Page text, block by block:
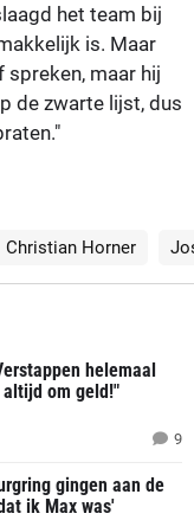
het team bij
is. Maar
spreken, maar hij
de zwarte lijst, dus
Christian Horner
helemaal
om geld!"
9
gingen aan de
ik Max was'